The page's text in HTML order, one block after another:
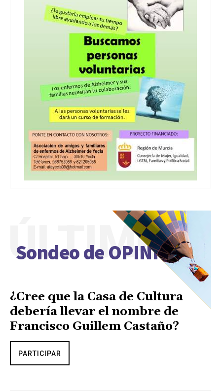
Sondeo de OPINIÓN
ÚLTIMO
¿Cree que la Casa de Cultura
debería llevar el nombre de
Francisco Guillem Castaño?
PARTICIPAR